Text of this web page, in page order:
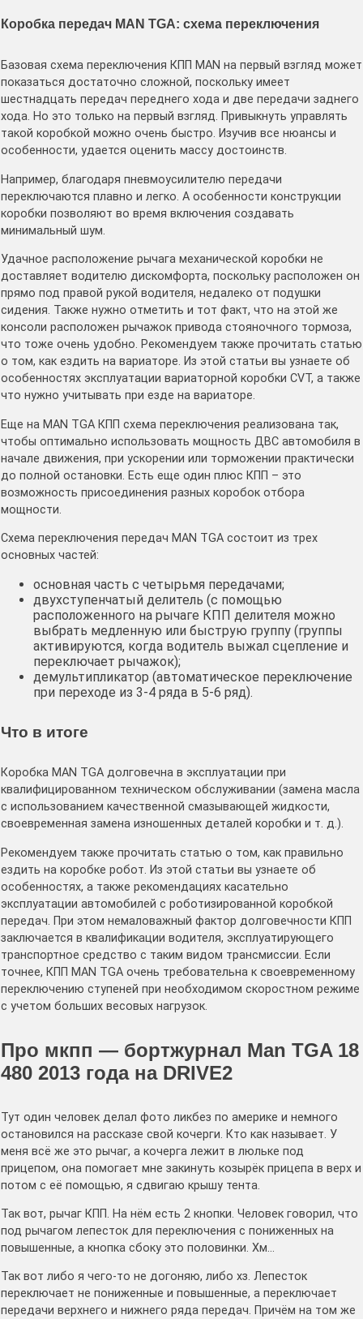
Коробка передач MAN TGA: схема переключения
Базовая схема переключения КПП MAN на первый взгляд может
показаться достаточно сложной, поскольку имеет
шестнадцать передач переднего хода и две передачи заднего
хода. Но это только на первый взгляд. Привыкнуть управлять
такой коробкой можно очень быстро. Изучив все нюансы и
особенности, удается оценить массу достоинств.
Например, благодаря пневмоусилителю передачи
переключаются плавно и легко. А особенности конструкции
коробки позволяют во время включения создавать
минимальный шум.
Удачное расположение рычага механической коробки не
доставляет водителю дискомфорта, поскольку расположен он
прямо под правой рукой водителя, недалеко от подушки
сидения. Также нужно отметить и тот факт, что на этой же
консоли расположен рычажок привода стояночного тормоза,
что тоже очень удобно. Рекомендуем также прочитать статью
о том, как ездить на вариаторе. Из этой статьи вы узнаете об
особенностях эксплуатации вариаторной коробки CVT, а также
что нужно учитывать при езде на вариаторе.
Еще на MAN TGA КПП схема переключения реализована так,
чтобы оптимально использовать мощность ДВС автомобиля в
начале движения, при ускорении или торможении практически
до полной остановки. Есть еще один плюс КПП – это
возможность присоединения разных коробок отбора
мощности.
Схема переключения передач MAN TGA состоит из трех
основных частей:
основная часть с четырьмя передачами;
двухступенчатый делитель (с помощью
расположенного на рычаге КПП делителя можно
выбрать медленную или быструю группу (группы
активируются, когда водитель выжал сцепление и
переключает рычажок);
демультипликатор (автоматическое переключение
при переходе из 3-4 ряда в 5-6 ряд).
Что в итоге
Коробка MAN TGA долговечна в эксплуатации при
квалифицированном техническом обслуживании (замена масла
с использованием качественной смазывающей жидкости,
своевременная замена изношенных деталей коробки и т. д.).
Рекомендуем также прочитать статью о том, как правильно
ездить на коробке робот. Из этой статьи вы узнаете об
особенностях, а также рекомендациях касательно
эксплуатации автомобилей с роботизированной коробкой
передач. При этом немаловажный фактор долговечности КПП
заключается в квалификации водителя, эксплуатирующего
транспортное средство с таким видом трансмиссии. Если
точнее, КПП MAN TGA очень требовательна к своевременному
переключению ступеней при необходимом скоростном режиме
с учетом больших весовых нагрузок.
Про мкпп — бортжурнал Man TGA 18
480 2013 года на DRIVE2
Тут один человек делал фото ликбез по америке и немного
остановился на рассказе свой кочерги. Кто как называет. У
меня всё же это рычаг, а кочерга лежит в люльке под
прицепом, она помогает мне закинуть козырёк прицепа в верх и
потом с её помощью, я сдвигаю крышу тента.
Так вот, рычаг КПП. На нём есть 2 кнопки. Человек говорил, что
под рычагом лепесток для переключения с пониженных на
повышенные, а кнопка сбоку это половинки. Хм…
Так вот либо я чего-то не догоняю, либо хз. Лепесток
переключает не пониженные и повышенные, а переключает
передачи верхнего и нижнего ряда передач. Причём на том же